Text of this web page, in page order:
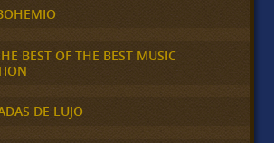
BEST OF THE BEST MUSIC
DE LUJO